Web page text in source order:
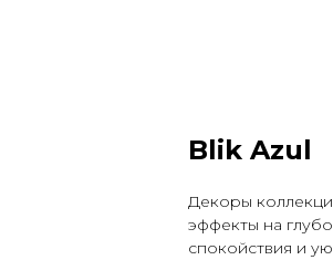
Blik Azul
Декоры
эффекты на
спокойствия и